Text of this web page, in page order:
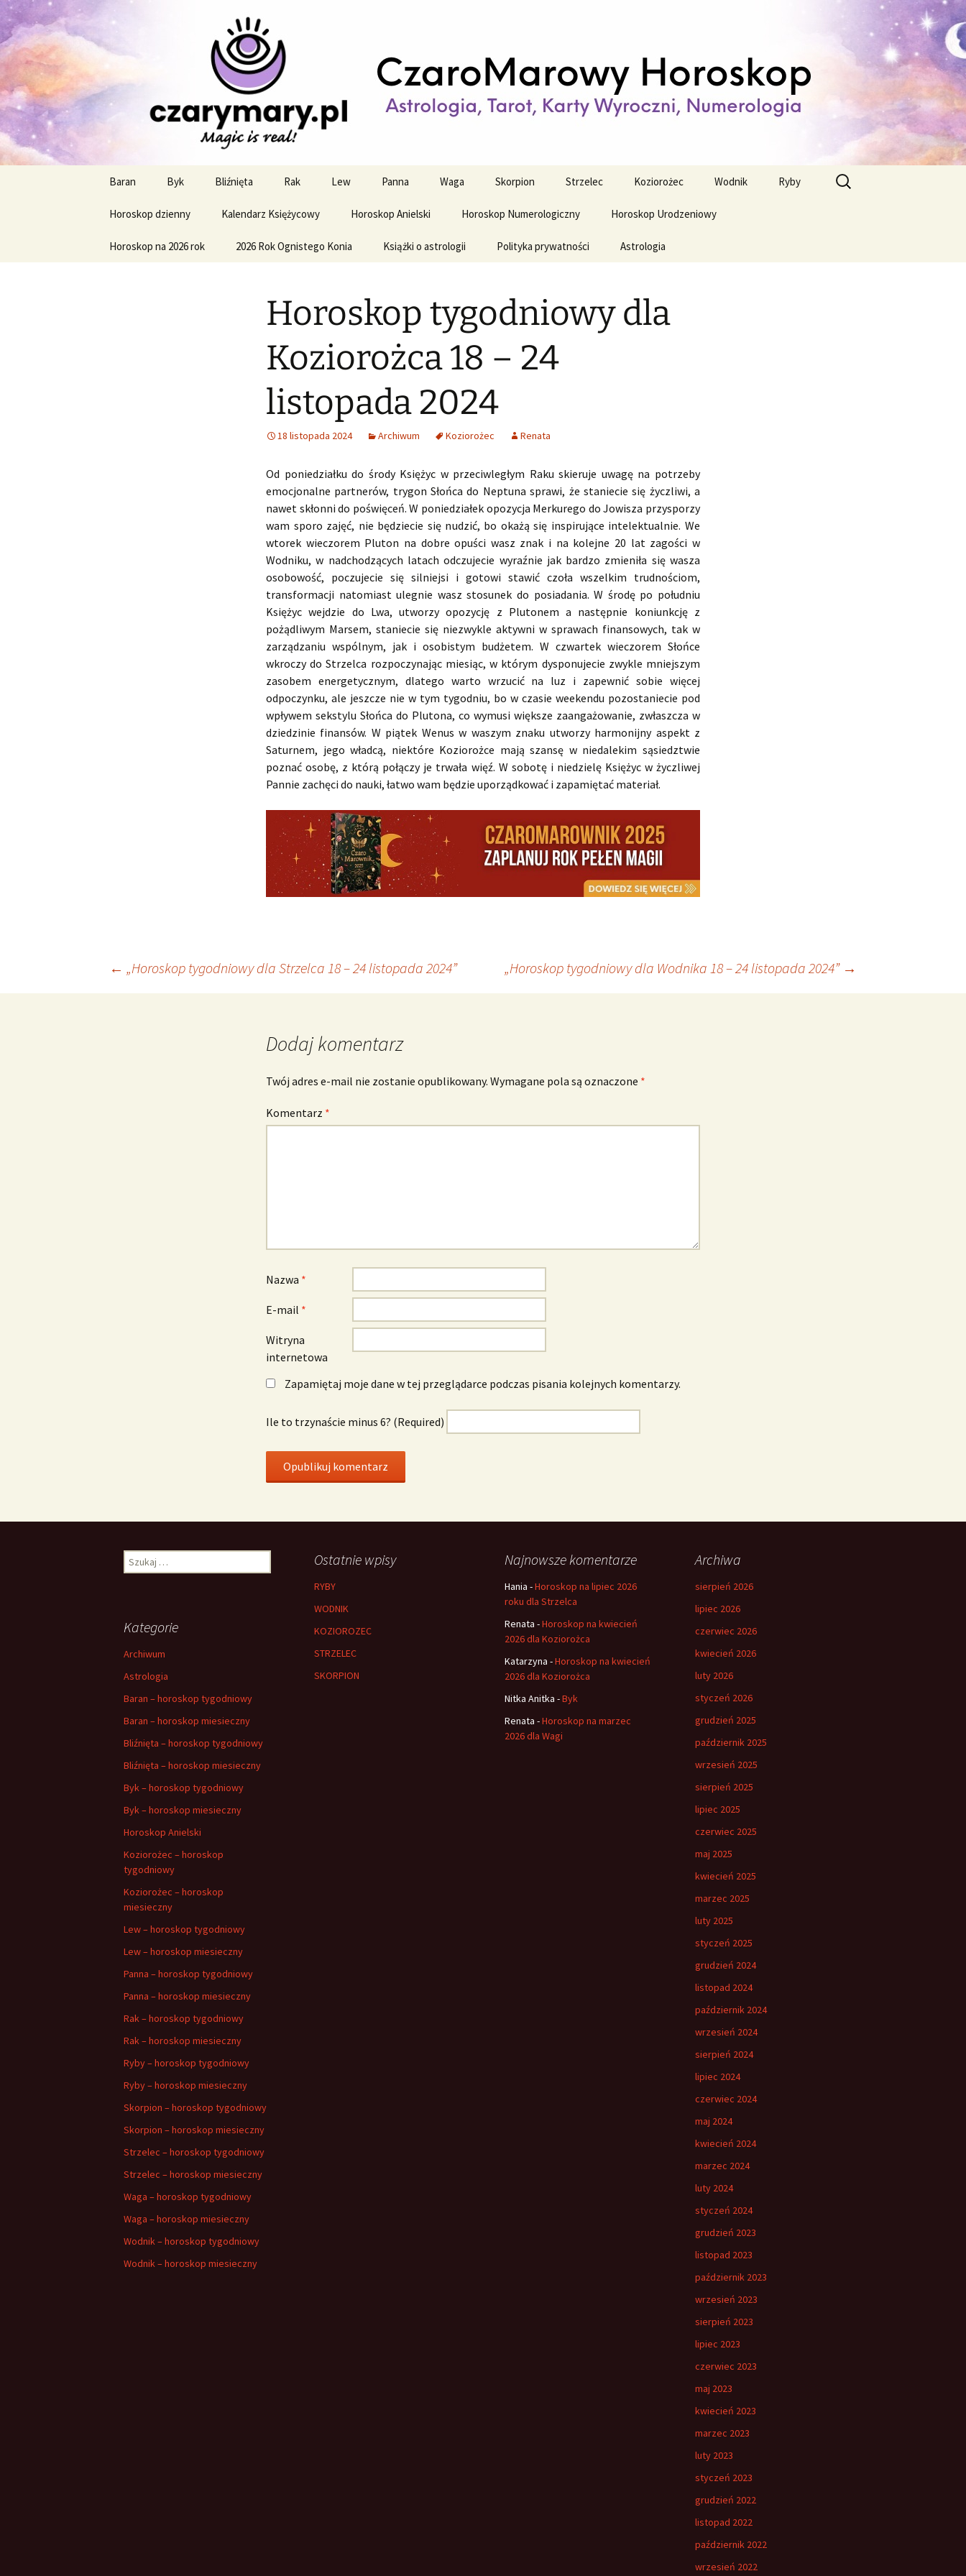
CzaroMarowy horoskop dzienny,
miesięczny i tygodniowy
Profesjonalne przepowiednie astrologiczne
treści
Baran Byk Bliźnięta Rak Lew Panna Waga Skorpion Strzelec Koziorożec Wodnik Ryby
Horoskop dzienny Kalendarz Księżycowy Horoskop Anielski Horoskop Numerologiczny Horoskop Urodzeniowy
Horoskop na 2026 rok 2026 Rok Ognistego Konia Książki o astrologii Polityka prywatności Astrologia
Szukaj:
Horoskop tygodniowy dla
Koziorożca 18 – 24
listopada 2024
18 listopada 2024 Archiwum Koziorożec Renata
Od poniedziałku do środy Księżyc w przeciwległym Raku skieruje uwagę na potrzeby
emocjonalne partnerów, trygon Słońca do Neptuna sprawi, że staniecie się życzliwi, a
nawet skłonni do poświęceń. W poniedziałek opozycja Merkurego do Jowisza przysporzy
wam sporo zajęć, nie będziecie się nudzić, bo okażą się inspirujące intelektualnie. We
wtorek wieczorem Pluton na dobre opuści wasz znak i na kolejne 20 lat zagości w
Wodniku, w nadchodzących latach odczujecie wyraźnie jak bardzo zmieniła się wasza
osobowość, poczujecie się silniejsi i gotowi stawić czoła wszelkim trudnościom,
transformacji natomiast ulegnie wasz stosunek do posiadania. W środę po południu
Księżyc wejdzie do Lwa, utworzy opozycję z Plutonem a następnie koniunkcję z
pożądliwym Marsem, staniecie się niezwykle aktywni w sprawach finansowych, tak w
zarządzaniu wspólnym, jak i osobistym budżetem. W czwartek wieczorem Słońce
wkroczy do Strzelca rozpoczynając miesiąc, w którym dysponujecie zwykle mniejszym
zasobem energetycznym, dlatego warto wrzucić na luz i zapewnić sobie więcej
odpoczynku, ale jeszcze nie w tym tygodniu, bo w czasie weekendu pozostaniecie pod
wpływem sekstylu Słońca do Plutona, co wymusi większe zaangażowanie, zwłaszcza w
dziedzinie finansów. W piątek Wenus w waszym znaku utworzy harmonijny aspekt z
Saturnem, jego władcą, niektóre Koziorożce mają szansę w niedalekim sąsiedztwie
poznać osobę, z którą połączy je trwała więź. W sobotę i niedzielę Księżyc w życzliwej
Pannie zachęci do nauki, łatwo wam będzie uporządkować i zapamiętać materiał.
Nawigacja
← „Horoskop tygodniowy dla Strzelca 18 – 24 listopada 2024” „Horoskop tygodniowy dla Wodnika 18 – 24 listopada 2024” →
Dodaj komentarz
Twój adres e-mail nie zostanie opublikowany. Wymagane pola są oznaczone *
Komentarz *
Nazwa *
E-mail *
Witryna
internetowa
Zapamiętaj moje dane w tej przeglądarce podczas pisania kolejnych komentarzy.
Ile to trzynaście minus 6? (Required)
Szukaj: Ostatnie wpisy
RYBY
WODNIK
KOZIOROZEC
STRZELEC
SKORPION
Najnowsze komentarze
Hania -Horoskop na lipiec 2026
roku dla Strzelca
Renata -Horoskop na kwiecień
2026 dla Koziorożca
Katarzyna -Horoskop na kwiecień
2026 dla Koziorożca
Nitka Anitka -Byk
Renata -Horoskop na marzec
2026 dla Wagi
Archiwa
sierpień 2026
lipiec 2026
czerwiec 2026
kwiecień 2026
luty 2026
styczeń 2026
grudzień 2025
październik 2025
wrzesień 2025
sierpień 2025
lipiec 2025
czerwiec 2025
maj 2025
kwiecień 2025
marzec 2025
luty 2025
styczeń 2025
grudzień 2024
listopad 2024
październik 2024
wrzesień 2024
sierpień 2024
lipiec 2024
czerwiec 2024
maj 2024
kwiecień 2024
marzec 2024
luty 2024
styczeń 2024
grudzień 2023
listopad 2023
październik 2023
wrzesień 2023
sierpień 2023
lipiec 2023
czerwiec 2023
maj 2023
kwiecień 2023
marzec 2023
luty 2023
styczeń 2023
grudzień 2022
listopad 2022
październik 2022
wrzesień 2022
Kategorie
Archiwum
Astrologia
Baran – horoskop tygodniowy
Baran – horoskop miesieczny
Bliźnięta – horoskop tygodniowy
Bliźnięta – horoskop miesieczny
Byk – horoskop tygodniowy
Byk – horoskop miesieczny
Horoskop Anielski
Koziorożec – horoskop
tygodniowy
Koziorożec – horoskop
miesieczny
Lew – horoskop tygodniowy
Lew – horoskop miesieczny
Panna – horoskop tygodniowy
Panna – horoskop miesieczny
Rak – horoskop tygodniowy
Rak – horoskop miesieczny
Ryby – horoskop tygodniowy
Ryby – horoskop miesieczny
Skorpion – horoskop tygodniowy
Skorpion – horoskop miesieczny
Strzelec – horoskop tygodniowy
Strzelec – horoskop miesieczny
Waga – horoskop tygodniowy
Waga – horoskop miesieczny
Wodnik – horoskop tygodniowy
Wodnik – horoskop miesieczny